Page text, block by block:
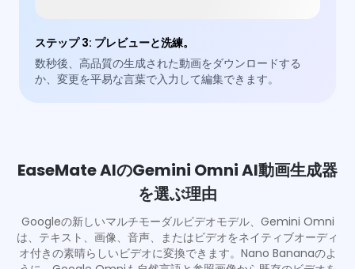
ステップ 3: プレビューと洗練。
数秒後、高品質の生成された動画をダウンロードする
か、変更を平易な言葉で入力して編集できます。
EaseMate AIのGemini Omni AI動画生成器
を選ぶ理由
Googleの新しいマルチモーダルビデオモデル、Gemini Omni
は、テキスト、画像、音声、またはビデオをネイティブオーディ
オ付きの素晴らしいビデオに変換できます。Nano Bananaのよ